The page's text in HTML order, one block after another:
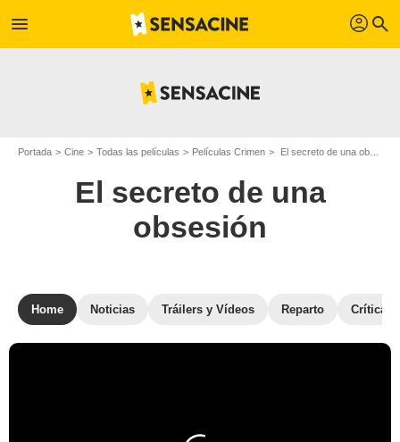
menu profil search
Portada Cine Todas las películas Películas Crimen El secreto de una obsesión
El secreto de una
obsesión
Home Noticias Tráilers y Vídeos Reparto Críticas